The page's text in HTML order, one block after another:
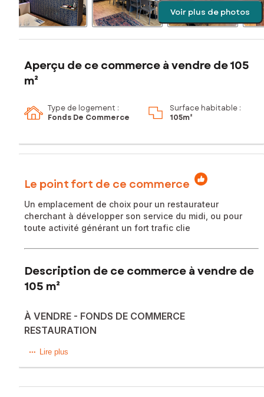
Voir plus de photos
Aperçu de ce commerce à vendre de 105
m²
Type de logement :
Fonds De Commerce
Surface habitable :
105m²
Le point fort de ce commerce
Un emplacement de choix pour un restaurateur
cherchant à développer son service du midi, ou pour
toute activité générant un fort trafic clie
Description de ce commerce à vendre de
105 m²
À VENDRE - FONDS DE COMMERCE
RESTAURATION
?Le lieu :
restaurant bénéficie d'une visibilité et d'un flux de clientèle
Lire plus